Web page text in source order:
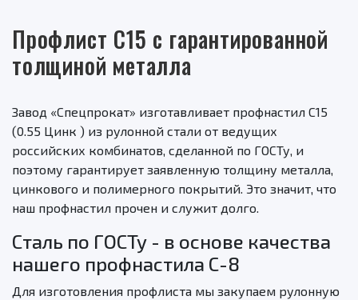
Профлист С15 с гарантированной
толщиной металла
Завод «Спецпрокат» изготавливает профнастил С15
(0.55 Цинк ) из рулонной стали от ведущих
российских комбинатов, сделанной по ГОСТу, и
поэтому гарантирует заявленную толщину металла,
цинкового и полимерного покрытий. Это значит, что
наш профнастил прочен и служит долго.
Сталь по ГОСТу - в основе качества
нашего профнастила C-8
Для изготовления профлиста мы закупаем рулонную